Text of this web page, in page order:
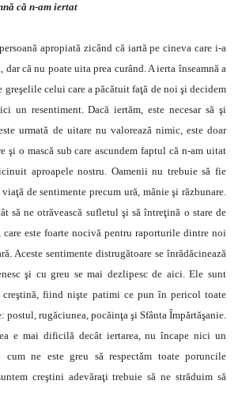
că n-am iertat
apropiată zicând că iartă pe cineva care i-a
că nu poate uita prea curând. A ierta înseamnă a
greşelile celui care a păcătuit faţă de noi şi decidem
un resentiment. Dacă iertăm, este necesar să şi
urmată de uitare nu valorează nimic, este doar
şi o mască sub care ascundem faptul că n-am uitat
aproapele nostru. Oamenii nu trebuie să fie
de sentimente precum ură, mânie şi răzbunare.
să ne otrăvească sufletul şi să întreţină o stare de
care este foarte nocivă pentru raporturile dintre noi
Aceste sentimente distrugătoare se înrădăcinează
şi cu greu se mai dezlipesc de aici. Ele sunt
creştină, fiind nişte patimi ce pun în pericol toate
postul, rugăciunea, pocăinţa şi Sfânta Împărtăşanie.
e mai dificilă decât iertarea, nu încape nici un
ne este greu să respectăm toate poruncile
creştini adevăraţi trebuie să ne străduim să